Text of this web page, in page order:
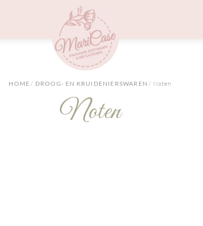
Menu
HOME / DROOG- EN KRUIDENIERSWAREN / Noten
Noten